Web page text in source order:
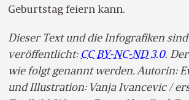
Geburtstag feiern kann.
Dieser Text und die Infografiken
veröffentlicht: CC BY-NC-ND 3.0.
wie folgt genannt werden. Autorin:
und Illustration: Vanja Ivancevic /